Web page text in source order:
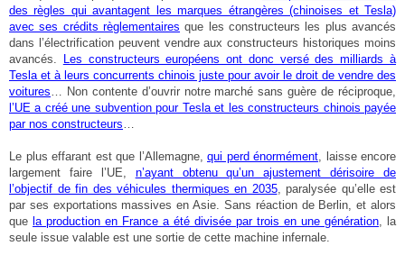
des règles qui avantagent les marques étrangères (chinoises et Tesla)
avec ses crédits règlementaires que les constructeurs les plus avancés
dans l’électrification peuvent vendre aux constructeurs historiques moins
avancés.
Les constructeurs européens ont donc versé des milliards à
Tesla et à leurs concurrents chinois juste pour avoir le droit de vendre des
voitures … Non contente d’ouvrir notre marché sans guère de réciproque,
l’UE a créé une subvention pour Tesla et les constructeurs chinois payée
par nos constructeurs
Le plus effarant est que l’Allemagne, qui perd énormément , laisse encore
largement faire l’UE, n’ayant obtenu qu’un ajustement dérisoire de
l’objectif de fin des véhicules thermiques en 2035, paralysée qu’elle est
par ses exportations massives en Asie. Sans réaction de Berlin, et alors
que la production en France a été divisée par trois en une génération , la
seule issue valable est une sortie de cette machine infernale.